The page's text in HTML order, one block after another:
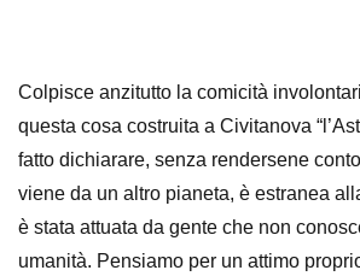
Colpisce anzitutto la comicità
questa cosa costruita a Civitanova
fatto dichiarare, senza rendersene
viene da un altro pianeta, è estranea
è stata attuata da gente che non
umanità. Pensiamo per un attimo